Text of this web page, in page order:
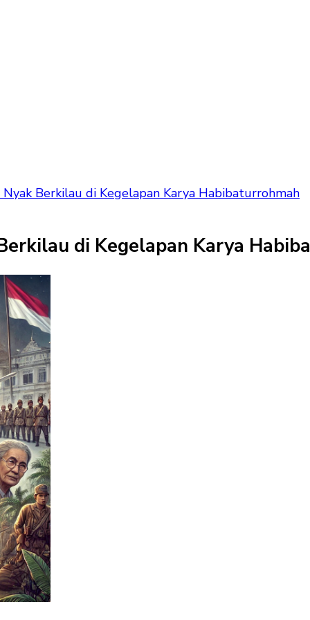
Berkilau di Kegelapan Karya Habibaturrohmah
di Kegelapan Karya